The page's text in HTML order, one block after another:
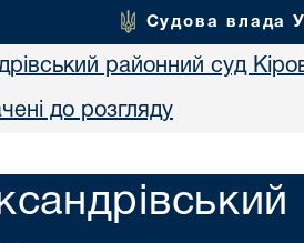
Судова влада
районний суд
до розгляду